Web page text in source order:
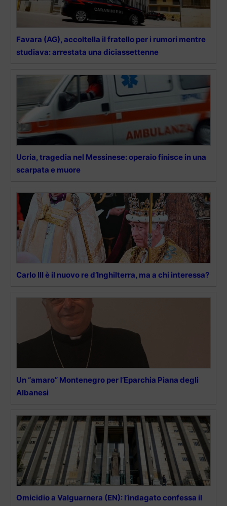
Favara (AG), accoltella il fratello per i rumori mentre
studiava: arrestata una diciassettenne
Ucria, tragedia nel Messinese: operaio finisce in una
scarpata e muore
Carlo III è il nuovo re d’Inghilterra, ma a chi interessa?
Un “amaro” Montenegro per l’Eparchia Piana degli
Albanesi
Omicidio a Valguarnera (EN): l’indagato confessa il